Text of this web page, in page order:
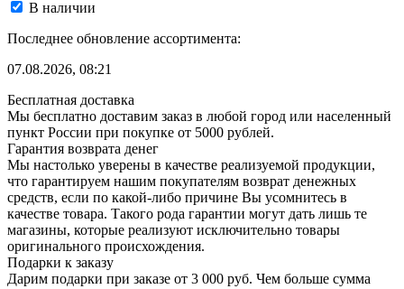
В наличии
Последнее обновление ассортимента:
07.08.2026, 08:21
Бесплатная доставка
Мы бесплатно доставим заказ в любой город или населенный
пункт России при покупке от 5000 рублей.
Гарантия возврата денег
Мы настолько уверены в качестве реализуемой продукции,
что гарантируем нашим покупателям возврат денежных
средств, если по какой-либо причине Вы усомнитесь в
качестве товара. Такого рода гарантии могут дать лишь те
магазины, которые реализуют исключительно товары
оригинального происхождения.
Подарки к заказу
Дарим подарки при заказе от 3 000 руб. Чем больше сумма